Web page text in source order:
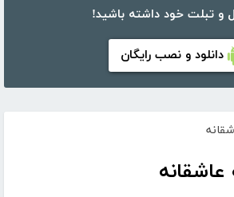
و تبلت خود داشته باشید!
دانلود و نصب رایگان